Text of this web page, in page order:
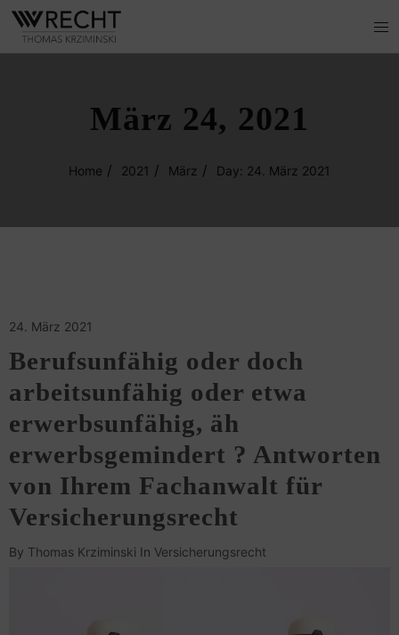
März 24, 2021
Home 2021 März Day: 24. März 2021
24. März 2021
Berufsunfähig oder doch
arbeitsunfähig oder etwa
erwerbsunfähig, äh
erwerbsgemindert ? Antworten
von Ihrem Fachanwalt für
Versicherungsrecht
By Thomas Krziminski In Versicherungsrecht